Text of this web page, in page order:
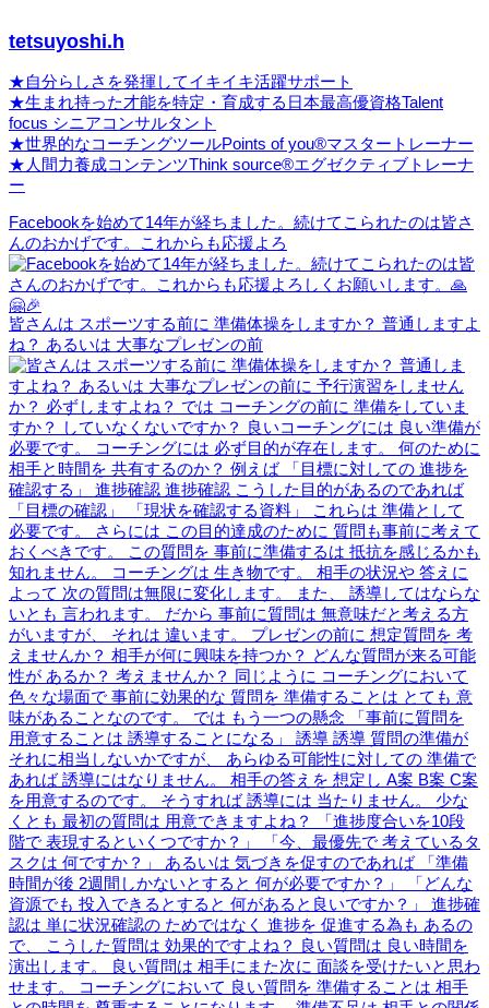
tetsuyoshi.h
★自分らしさを発揮してイキイキ活躍サポート
★生まれ持った才能を特定・育成する日本最高優資格Talent
focus シニアコンサルタント
★世界的なコーチングツールPoints of you®マスタートレーナー
★人間力養成コンテンツThink source®エグゼクティブトレーナ
ー
Facebookを始めて14年が経ちました。続けてこられたのは皆さ
んのおかげです。これからも応援よろ
皆さんは スポーツする前に 準備体操をしますか？ 普通しますよ
ね？ あるいは 大事なプレゼンの前